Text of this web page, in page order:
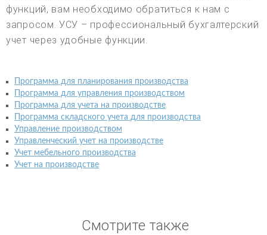
функций, вам необходимо обратиться к нам с
запросом. УСУ – профессиональный бухгалтерский
учет через удобные функции.
Программа для планирования производства
Программа для управления производством
Программа для учета на производстве
Программа складского учета для производства
Управление производством
Управленческий учет на производстве
Учет мебельного производства
Учет на производстве
Смотрите также